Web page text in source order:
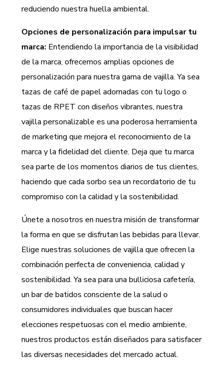
reduciendo nuestra huella ambiental.
Opciones de personalización para impulsar tu
marca: Entendiendo la importancia de la visibilidad
de la marca, ofrecemos amplias opciones de
personalización para nuestra gama de vajilla. Ya sea
tazas de café de papel adornadas con tu logo o
tazas de RPET con diseños vibrantes, nuestra
vajilla personalizable es una poderosa herramienta
de marketing que mejora el reconocimiento de la
marca y la fidelidad del cliente. Deja que tu marca
sea parte de los momentos diarios de tus clientes,
haciendo que cada sorbo sea un recordatorio de tu
compromiso con la calidad y la sostenibilidad.
Únete a nosotros en nuestra misión de transformar
la forma en que se disfrutan las bebidas para llevar.
Elige nuestras soluciones de vajilla que ofrecen la
combinación perfecta de conveniencia, calidad y
sostenibilidad. Ya sea para una bulliciosa cafetería,
un bar de batidos consciente de la salud o
consumidores individuales que buscan hacer
elecciones respetuosas con el medio ambiente,
nuestros productos están diseñados para satisfacer
las diversas necesidades del mercado actual.